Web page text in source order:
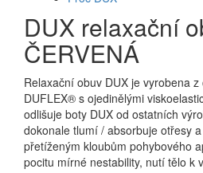
DUX relaxační
ČERVENÁ
Relaxační obuv DUX je vyrobena
DUFLEX® s ojedinělými
odlišuje boty DUX od ostatních
dokonale tlumí / absorbuje otřesy
přetíženým kloubům pohybového
pocitu mírné nestability, nutí tělo k